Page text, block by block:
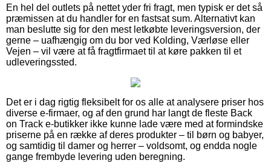
En hel del outlets på nettet yder fri fragt, men typisk er det så
præmissen at du handler for en fastsat sum. Alternativt kan
man beslutte sig for den mest letkøbte leveringsversion, der
gerne – uafhængig om du bor ved Kolding, Værløse eller
Vejen – vil være at få fragtfirmaet til at køre pakken til et
udleveringssted.
Det er i dag rigtig fleksibelt for os alle at analysere priser hos
diverse e-firmaer, og af den grund har langt de fleste Back
on Track e-butikker ikke kunne lade være med at formindske
priserne på en række af deres produkter – til børn og babyer,
og samtidig til damer og herrer – voldsomt, og endda nogle
gange frembyde levering uden beregning.